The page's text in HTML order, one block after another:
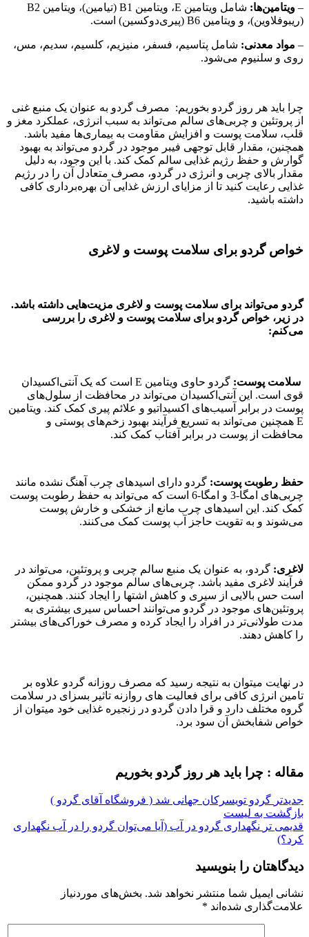
– ویتامین‌ها:
شامل ویتامین E، ویتامین B1 (تیامین)، ویتامین B2
(ریبوفلاوین)، و ویتامین B6 (پیری‌دوکسین) است.
– مواد معدنی: شامل پتاسیم، فسفر، منیزیم، کلسیم، سدیم، مس،
روی و سلنیوم می‌شود.
چرا باید هر روز گردو بخوریم: مصرف گردو به عنوان یک منبع غنی
از پروتئین و چربی‌های سالم می‌تواند به سبب انرژی، عملکرد مغز و
قلب، سلامت پوست و افزایش مقاومت به بیماری‌ها مفید باشد.
همچنین، مقدار قابل توجهی فیبر موجود در گردو می‌تواند به بهبود
گوارش و حفظ رژیم غذایی سالم کمک کند. با این وجود، به دلیل
مقدار بالای چربی و انرژی در گردو، مصرف متعادل آن را در رژیم
غذایی رعایت کنید تا از مزایای ارزش غذایی آن بهره‌برداری کافی
داشته باشید.
خواص گردو برای سلامت پوست و لاغری
گردو می‌تواند برای سلامت پوست و لاغری مزیت‌هایی داشته باشد.
در زیر، خواص گردو برای سلامت پوست و لاغری را بررسی
می‌کنم:
سلامت پوست:
گردو حاوی ویتامین E است که یک آنتی‌اکسیدان
قوی است. این آنتی‌اکسیدان می‌تواند در محافظت از سلول‌های
پوست در برابر آسیب‌های اکسیداتیو و علائم پیری کمک کند. ویتامین
E همچنین می‌تواند به تسریع فرآیند بهبود زخم‌های پوستی و
محافظت از پوست در برابر آفتاب کمک کند.
حفظ رطوبت پوست: گردو دارای اسیدهای چرب آهنگ نشده مانند
چربی‌های امگا-3 و امگا-6 است که می‌تواند به حفظ رطوبت پوست
کمک کند. این اسیدهای چرب مانع از خشکی و خارش پوست
می‌شوند و به تقویت حاجز آب پوست کمک می‌کنند.
لاغری: گردو، به عنوان یک منبع سالم چربی و پروتئین، می‌تواند در
فرآیند لاغری مفید باشد. چربی‌های سالم موجود در گردو ممکن
است حس بالایی از سیری و کاهش اشتها را ایجاد کنند. همچنین،
پروتئین‌های موجود در گردو می‌توانند احساس سیری بیشتری به
مدت طولانی‌تر در افراد را ایجاد کرده و مصرف خوراکی‌های بیشتر
را کاهش دهند.
در نهایت میتوان به نتیجه رسید که مصرف روزانه گردو علاوه بر
تامین انرژی کافی برای فعالیت های روازنه تاثیر بسزای در سلامت
گروه مختلف دارد و قرا دادن گردو در زنجیره غذایی خود میتوان از
خواص شفابخش آن سود برد.
مقاله : چرا باید هر روز گردو بخوریم
جدیدتر گردو تویسرکان جهانی شد ( فروشگاه آقای گردو )
بازگشت به لیست
قدیمی تر نگهداری گردو در آب (آیا می‌توان گردو را در آب نگهداری
کرد؟)
دیدگاهتان را بنویسید
نشانی ایمیل شما منتشر نخواهد شد. بخش‌های موردنیاز
علامت‌گذاری شده‌اند *